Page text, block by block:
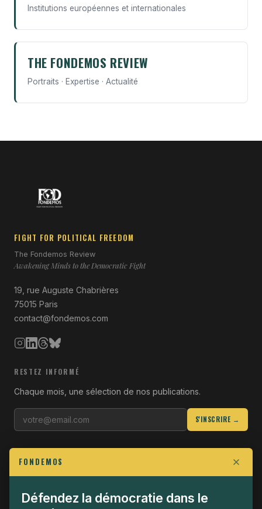
Institutions européennes et internationales
THE FONDEMOS REVIEW
Portraits · Expertise · Actualité
FIGHT FOR POLITICAL FREEDOM
The Fondemos Review
Awakening Minds to the Democratic Fight
19, rue Auguste Chabrières
75015 Paris
contact@fondemos.com
RESTEZ INFORMÉ
Chaque mois, une sélection de nos publications.
S'INSCRIRE →
Qui sommes-nous
Join the Fight
FONDEMOS
Défendez la démocratie dans le